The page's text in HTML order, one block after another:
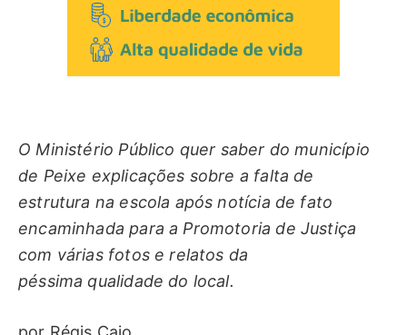
O Ministério Público quer saber do município
de Peixe explicações sobre a falta de
estrutura na escola após notícia de fato
encaminhada para a Promotoria de Justiça
com várias fotos e relatos da
péssima qualidade do local.